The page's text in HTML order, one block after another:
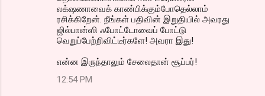
லக்‌ஷணாவைக் காண்பிக்கும்போதெல்லாம்
ரசிக்கிறேன். நீங்கள் பதிவின் இறுதியில் அவரது
ஜில்பான்ஸி ஃபோட்டோவைப் போட்டு
வெறுப்பேற்றிவிட்டீர்களே! அவரா இது!
என்ன இருந்தாலும் சேலைதான் சூப்பர்!
12:54 PM